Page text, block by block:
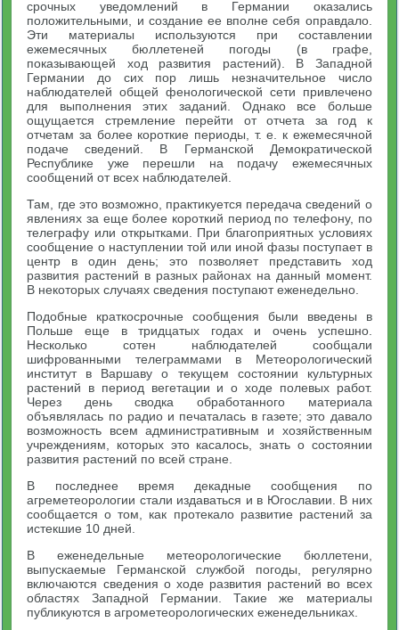
срочных уведомлений в Германии оказались
положительными, и создание ее вполне себя оправдало.
Эти материалы используются при составлении
ежемесячных бюллетеней погоды (в графе,
показывающей ход развития растений). В Западной
Германии до сих пор лишь незначительное число
наблюдателей общей фенологической сети привлечено
для выполнения этих заданий. Однако все больше
ощущается стремление перейти от отчета за год к
отчетам за более короткие периоды, т. е. к ежемесячной
подаче сведений. В Германской Демократической
Республике уже перешли на подачу ежемесячных
сообщений от всех наблюдателей.
Там, где это возможно, практикуется передача сведений о
явлениях за еще более короткий период по телефону, по
телеграфу или открытками. При благоприятных условиях
сообщение о наступлении той или иной фазы поступает в
центр в один день; это позволяет представить ход
развития растений в разных районах на данный момент.
В некоторых случаях сведения поступают еженедельно.
Подобные краткосрочные сообщения были введены в
Польше еще в тридцатых годах и очень успешно.
Несколько сотен наблюдателей сообщали
шифрованными телеграммами в Метеорологический
институт в Варшаву о текущем состоянии культурных
растений в период вегетации и о ходе полевых работ.
Через день сводка обработанного материала
объявлялась по радио и печаталась в газете; это давало
возможность всем административным и хозяйственным
учреждениям, которых это касалось, знать о состоянии
развития растений по всей стране.
В последнее время декадные сообщения по
агреметеорологии стали издаваться и в Югославии. В них
сообщается о том, как протекало развитие растений за
истекшие 10 дней.
В еженедельные метеорологические бюллетени,
выпускаемые Германской службой погоды, регулярно
включаются сведения о ходе развития растений во всех
областях Западной Германии. Такие же материалы
публикуются в агрометеорологических еженедельниках.